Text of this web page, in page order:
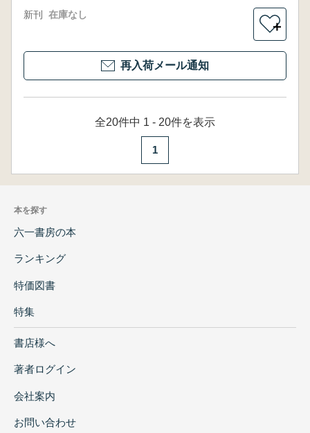
新刊 在庫なし
＋
再入荷メール通知
全20件中 1 - 20件を表示
1
本を探す
六一書房の本
ランキング
特価図書
特集
書店様へ
著者ログイン
会社案内
お問い合わせ